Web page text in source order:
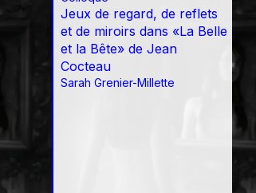
Jeux de regard, de reflets
et de miroirs dans «La Belle
et la Bête» de Jean
Cocteau
Sarah Grenier-Millette